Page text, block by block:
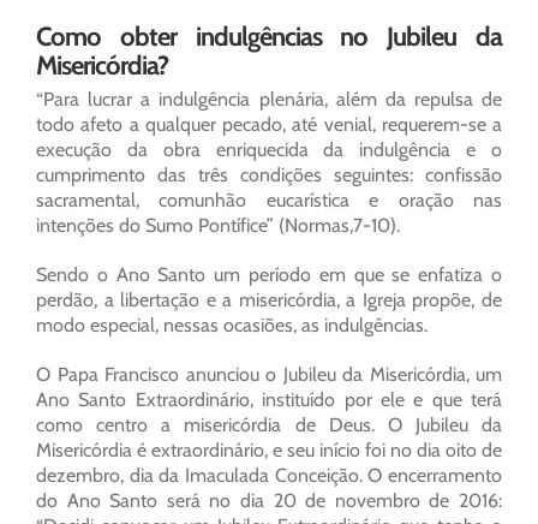
Como obter indulgências no Jubileu da
Misericórdia?
“Para lucrar a indulgência plenária, além da repulsa de
todo afeto a qualquer pecado, até venial, requerem-se a
execução da obra enriquecida da indulgência e o
cumprimento das três condições seguintes: confissão
sacramental, comunhão eucarística e oração nas
intenções do Sumo Pontífice” (Normas,7-10).
Sendo o Ano Santo um período em que se enfatiza o
perdão, a libertação e a misericórdia, a Igreja propõe, de
modo especial, nessas ocasiões, as indulgências.
O Papa Francisco anunciou o Jubileu da Misericórdia, um
Ano Santo Extraordinário, instituído por ele e que terá
como centro a misericórdia de Deus. O Jubileu da
Misericórdia é extraordinário, e seu início foi no dia oito de
dezembro, dia da Imaculada Conceição. O encerramento
do Ano Santo será no dia 20 de novembro de 2016: